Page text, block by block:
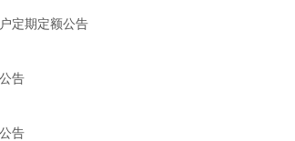
定期定额公告
告
告